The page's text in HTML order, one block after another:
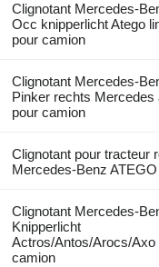
Clignotant Mercedes-
Occ knipperlicht Atego
pour camion
Clignotant Mercedes-
Pinker rechts Mercedes
pour camion
Clignotant pour tracteur
Mercedes-Benz ATEGO
Clignotant Mercedes-
Knipperlicht
Actros/Antos/Arocs/Axo
camion